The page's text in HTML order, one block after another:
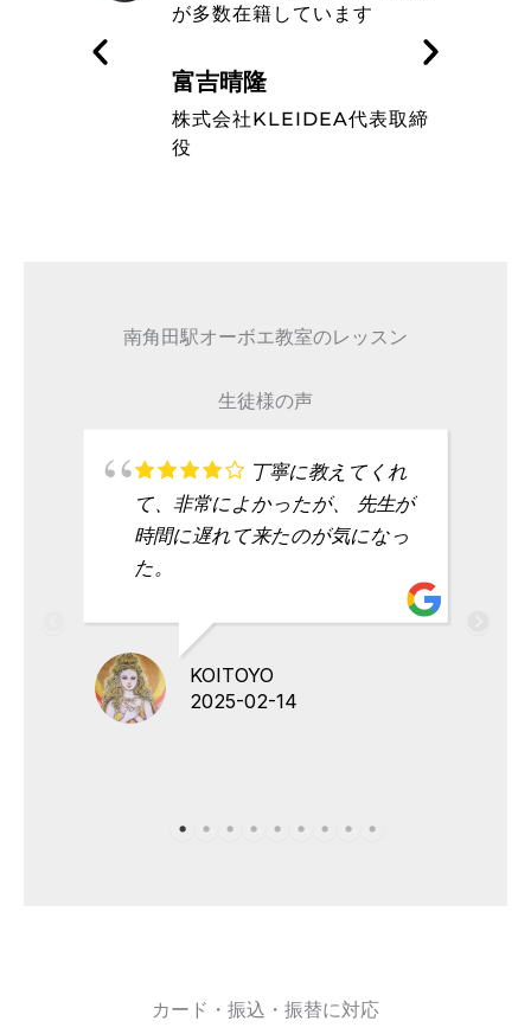
ミュージシャンのレベルの高
藤波辰爾
タレント
南角田駅オーボエ教室のレッスン
生徒様の声
丁寧に教えてくれ
て、非常によかったが、 先生が
時間に遅れて来たのが気になっ
た。
KOITOYO
2025-02-14
カード・振込・振替に対応